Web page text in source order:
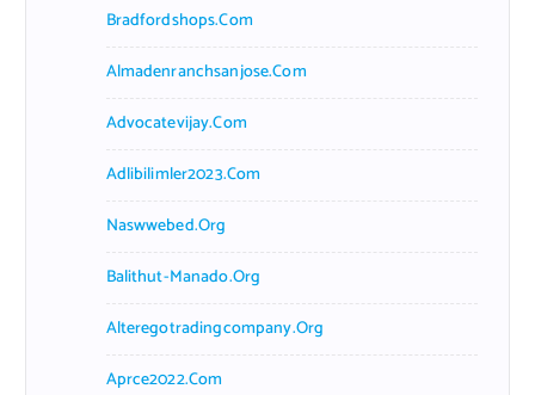
Bradfordshops.com
Almadenranchsanjose.com
Advocatevijay.com
Adlibilimler2023.com
Naswwebed.org
Balithut-Manado.org
Alteregotradingcompany.org
Aprce2022.com